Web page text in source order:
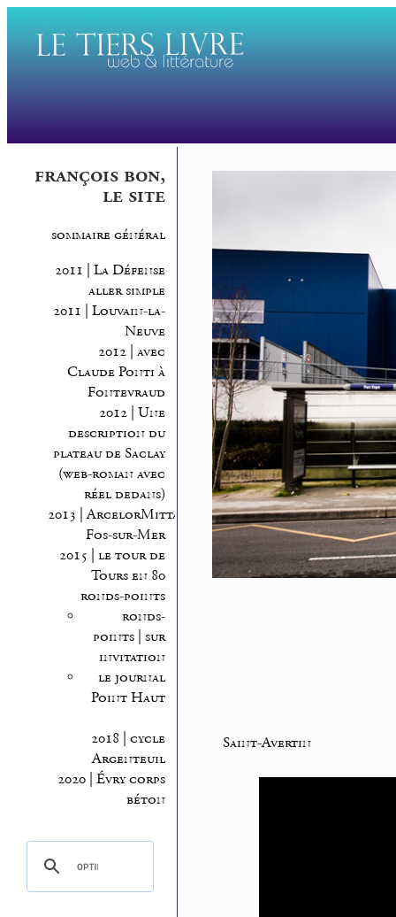
françois bon,
le site
sommaire général
2011 | La Défense
aller simple
2011 | Louvain-la-
Neuve
2012 | avec
Claude Ponti à
Fontevraud
2012 | Une
description du
plateau de Saclay
(web-roman avec
réel dedans)
2013 | ArcelorMittal
Fos-sur-Mer
2015 | le tour de
Tours en 80
ronds-points
ronds-
points | sur
invitation
le journal
Point Haut
2018 | cycle
Argenteuil
2020 | Évry corps
béton
Saint-Avertin